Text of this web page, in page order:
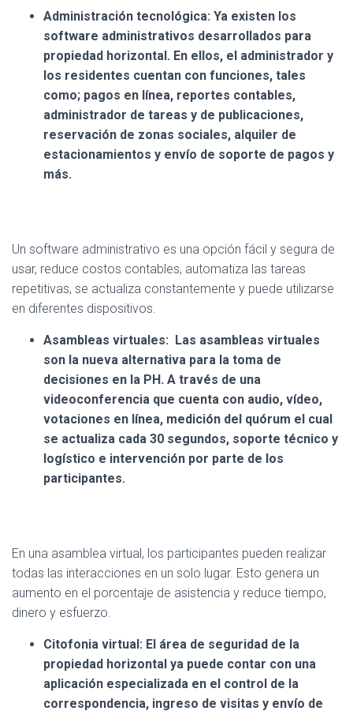
Administración tecnológica: Ya existen los
software administrativos desarrollados para
propiedad horizontal. En ellos, el administrador y
los residentes cuentan con funciones, tales
como; pagos en línea, reportes contables,
administrador de tareas y de publicaciones,
reservación de zonas sociales, alquiler de
estacionamientos y envío de soporte de pagos y
más.
Un software administrativo es una opción fácil y segura de
usar, reduce costos contables, automatiza las tareas
repetitivas, se actualiza constantemente y puede utilizarse
en diferentes dispositivos.
Asambleas virtuales: Las asambleas virtuales
son la nueva alternativa para la toma de
decisiones en la PH. A través de una
videoconferencia que cuenta con audio, vídeo,
votaciones en línea, medición del quórum el cual
se actualiza cada 30 segundos, soporte técnico y
logístico e intervención por parte de los
participantes.
En una asamblea virtual, los participantes pueden realizar
todas las interacciones en un solo lugar. Esto genera un
aumento en el porcentaje de asistencia y reduce tiempo,
dinero y esfuerzo.
Citofonia virtual: El área de seguridad de la
propiedad horizontal ya puede contar con una
aplicación especializada en el control de la
correspondencia, ingreso de visitas y envío de